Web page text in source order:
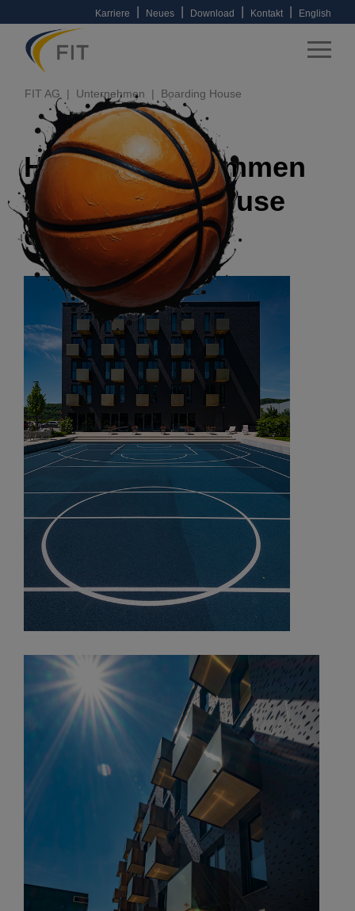
Karriere Neues Download Kontakt English
FIT AG Unternehmen Boarding House
Herzlich willkommen
im Boarding House
der FIT!